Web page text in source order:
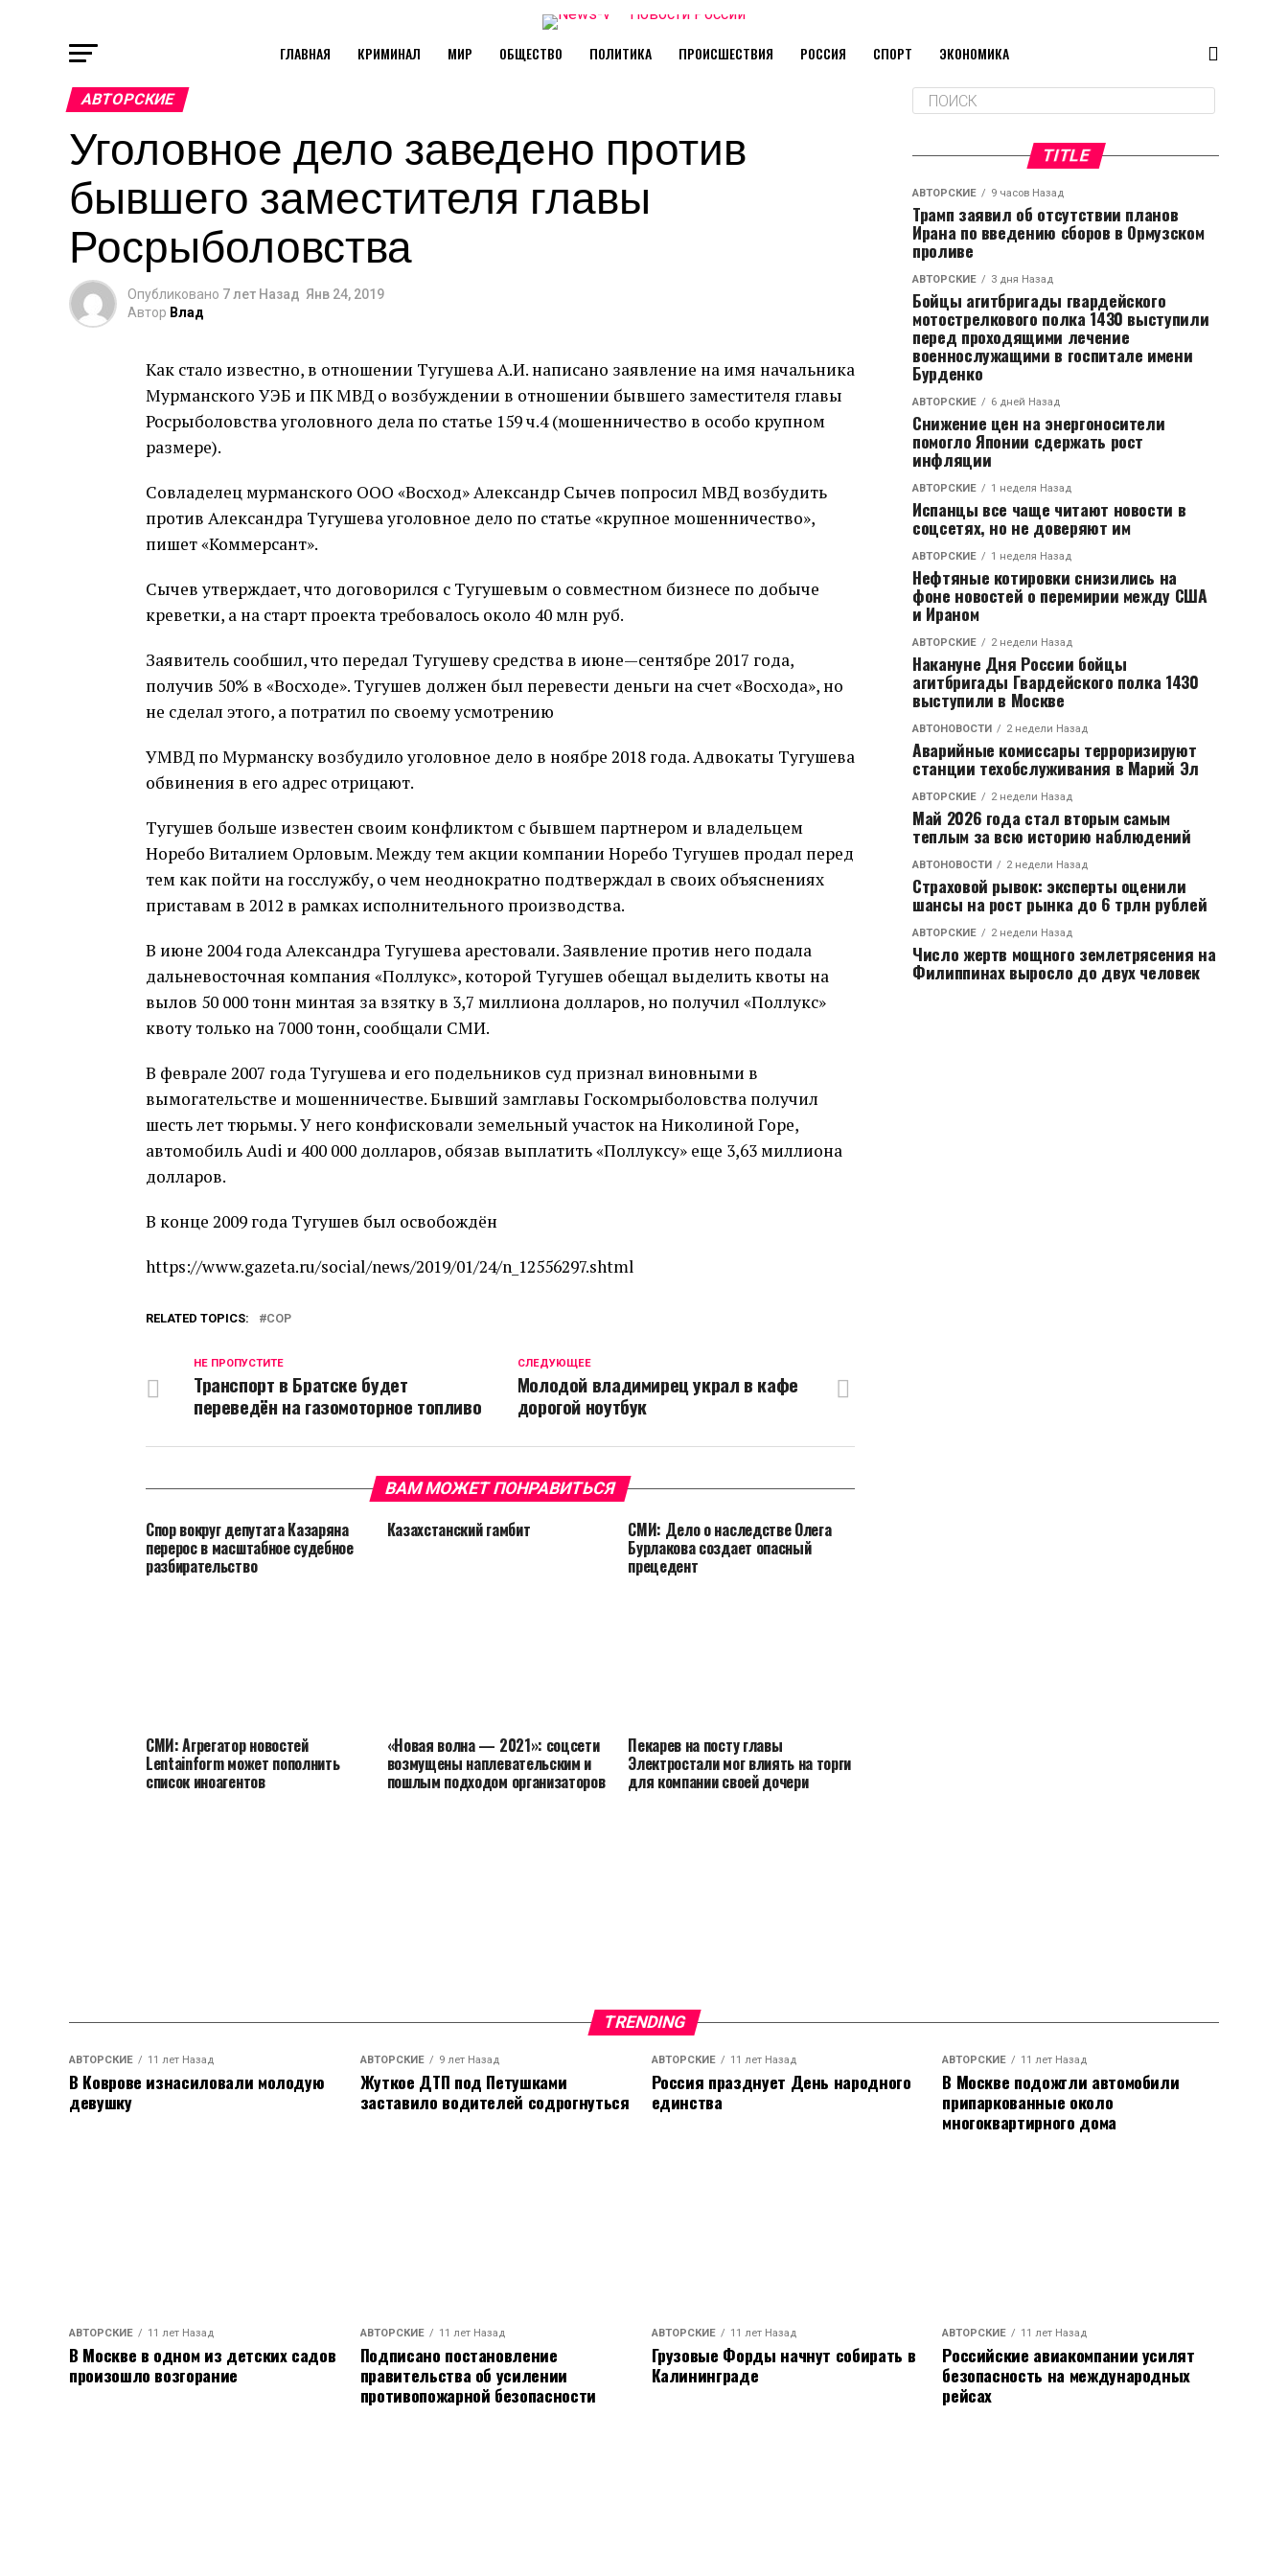
ГЛАВНАЯ КРИМИНАЛ МИР ОБЩЕСТВО ПОЛИТИКА ПРОИСШЕСТВИЯ РОССИЯ СПОРТ ЭКОНОМИКА
АВТОРСКИЕ
Уголовное дело заведено против
бывшего заместителя главы
Росрыболовства
Опубликовано 7 лет Назад Янв 24, 2019
Автор Влад
Как стало известно, в отношении Тугушева А.И. написано заявление на имя начальника
Мурманского УЭБ и ПК МВД о возбуждении в отношении бывшего заместителя главы
Росрыболовства уголовного дела по статье 159 ч.4 (мошенничество в особо крупном
размере).
Совладелец мурманского ООО «Восход» Александр Сычев попросил МВД возбудить
против Александра Тугушева уголовное дело по статье «крупное мошенничество»,
пишет «Коммерсант».
Сычев утверждает, что договорился с Тугушевым о совместном бизнесе по добыче
креветки, а на старт проекта требовалось около 40 млн руб.
Заявитель сообшил, что передал Тугушеву средства в июне—сентябре 2017 года,
получив 50% в «Восходе». Тугушев должен был перевести деньги на счет «Восхода», но
не сделал этого, а потратил по своему усмотрению
УМВД по Мурманску возбудило уголовное дело в ноябре 2018 года. Адвокаты Тугушева
обвинения в его адрес отрицают.
Тугушев больше известен своим конфликтом с бывшем партнером и владельцем
Норебо Виталием Орловым. Между тем акции компании Норебо Тугушев продал перед
тем как пойти на госслужбу, о чем неоднократно подтверждал в своих объяснениях
приставам в 2012 в рамках исполнительного производства.
В июне 2004 года Александра Тугушева арестовали. Заявление против него подала
дальневосточная компания «Поллукс», которой Тугушев обещал выделить квоты на
вылов 50 000 тонн минтая за взятку в 3,7 миллиона долларов, но получил «Поллукс»
квоту только на 7000 тонн, сообщали СМИ.
В феврале 2007 года Тугушева и его подельников суд признал виновными в
вымогательстве и мошенничестве. Бывший замглавы Госкомрыболовства получил
шесть лет тюрьмы. У него конфисковали земельный участок на Николиной Горе,
автомобиль Audi и 400 000 долларов, обязав выплатить «Поллуксу» еще 3,63 миллиона
долларов.
В конце 2009 года Тугушев был освобождён
https://www.gazeta.ru/social/news/2019/01/24/n_12556297.shtml
RELATED TOPICS: COP
CЛЕДУЮЩЕЕ
Молодой владимирец украл в кафе
дорогой ноутбук
НЕ ПРОПУСТИТЕ
Транспорт в Братске будет
переведён на газомоторное топливо
ВАМ МОЖЕТ ПОНРАВИТЬСЯ
Спор вокруг депутата Казаряна
перерос в масштабное судебное
разбирательство
Казахстанский гамбит СМИ: Дело о наследстве Олега
Бурлакова создает опасный
прецедент
СМИ: Агрегатор новостей
Lentainform может пополнить
список иноагентов
«Новая волна — 2021»: соцсети
возмущены наплевательским и
пошлым подходом организаторов
Пекарев на посту главы
Электростали мог влиять на торги
для компании своей дочери
TITLE
АВТОРСКИЕ 9 часов Назад
Трамп заявил об отсутствии планов
Ирана по введению сборов в Ормузском
проливе
АВТОРСКИЕ 3 дня Назад
Бойцы агитбригады гвардейского
мотострелкового полка 1430 выступили
перед проходящими лечение
военнослужащими в госпитале имени
Бурденко
АВТОРСКИЕ 6 дней Назад
Снижение цен на энергоносители
помогло Японии сдержать рост
инфляции
АВТОРСКИЕ 1 неделя Назад
Испанцы все чаще читают новости в
соцсетях, но не доверяют им
АВТОРСКИЕ 1 неделя Назад
Нефтяные котировки снизились на
фоне новостей о перемирии между США
и Ираном
АВТОРСКИЕ 2 недели Назад
Накануне Дня России бойцы
агитбригады Гвардейского полка 1430
выступили в Москве
АВТОНОВОСТИ 2 недели Назад
Аварийные комиссары терроризируют
станции техобслуживания в Марий Эл
АВТОРСКИЕ 2 недели Назад
Май 2026 года стал вторым самым
теплым за всю историю наблюдений
АВТОНОВОСТИ 2 недели Назад
Страховой рывок: эксперты оценили
шансы на рост рынка до 6 трлн рублей
АВТОРСКИЕ 2 недели Назад
Число жертв мощного землетрясения на
Филиппинах выросло до двух человек
TRENDING
АВТОРСКИЕ 11 лет Назад
В Коврове изнасиловали молодую
девушку
АВТОРСКИЕ 9 лет Назад
Жуткое ДТП под Петушками
заставило водителей содрогнуться
АВТОРСКИЕ 11 лет Назад
Россия празднует День народного
единства
АВТОРСКИЕ 11 лет Назад
В Москве подожгли автомобили
припаркованные около
многоквартирного дома
АВТОРСКИЕ 11 лет Назад
В Москве в одном из детских садов
произошло возгорание
АВТОРСКИЕ 11 лет Назад
Подписано постановление
правительства об усилении
противопожарной безопасности
АВТОРСКИЕ 11 лет Назад
Грузовые Форды начнут собирать в
Калининграде
АВТОРСКИЕ 11 лет Назад
Российские авиакомпании усилят
безопасность на международных
рейсах